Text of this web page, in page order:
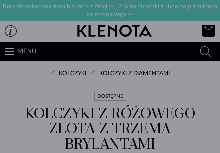
Ręcznie wykonana złota biżuteria z Pragi ->
7 % na obrączki ślubne do pierścionka
zaręczynowego ->
MENU
KOLCZYKI KOLCZYKI Z DIAMENTAMI
DOSTĘPNE
KOLCZYKI Z RÓŻOWEGO
ZŁOTA Z TRZEMA
BRYLANTAMI